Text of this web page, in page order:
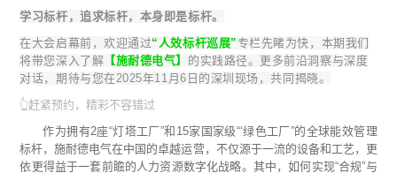
学习标杆，追求标杆，本身即是标杆。
在大会启幕前，欢迎通过“人效标杆巡展”专栏先睹为快，本期我们
将带您深入了解 【施耐德电气】 的实践路径。更多前沿洞察与深度
对话，期待与您在2025年11月6日的深圳现场，共同揭晓。
👆赶紧预约，精彩不容错过
作为拥有2座“灯塔工厂”和15家国家级“‘绿色工厂”的全球能效管理
标杆，施耐德电气在中国的卓越运营，不仅源于一流的设备和工艺，更
依更得益于一套前瞻的人力资源数字化战略。其中，如何实现“合规”与